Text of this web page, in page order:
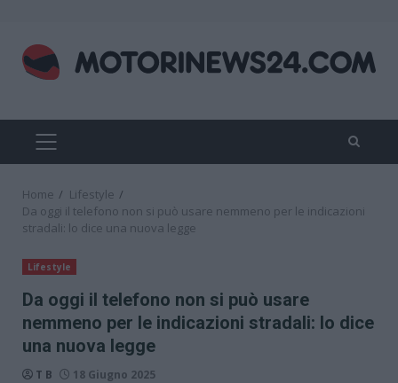
content
PRIMARY
MENU
Home
Lifestyle
Da oggi il telefono non si può usare nemmeno per le indicazioni
stradali: lo dice una nuova legge
Lifestyle
Da oggi il telefono non si può usare
nemmeno per le indicazioni stradali: lo dice
una nuova legge
T B 18 Giugno 2025